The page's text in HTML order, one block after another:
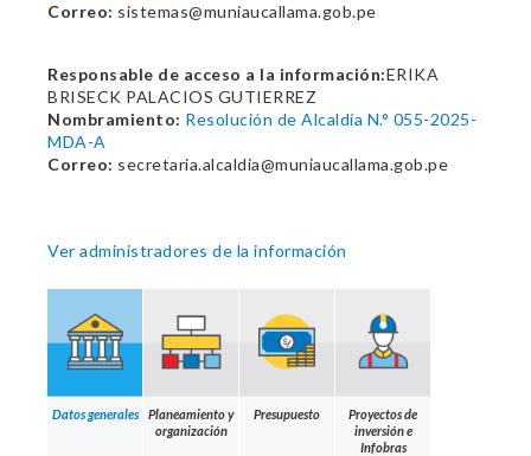
Correo: sistemas@muniaucallama.gob.pe
Responsable de acceso a la información:ERIKA
BRISECK PALACIOS GUTIERREZ
Nombramiento: Resolución de Alcaldía N.° 055-2025-
MDA-A
Correo: secretaria.alcaldia@muniaucallama.gob.pe
Ver administradores de la información
Datos generales
Planeamiento y
organización
Presupuesto
Proyectos de
inversión e
Infobras